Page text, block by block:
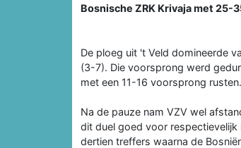
Bosnische ZRK Krivaja met
De ploeg uit 't Veld domineerde
(3-7). Die voorsprong werd
met een 11-16 voorsprong rusten.
Na de pauze nam VZV wel
dit duel goed voor
dertien treffers waarna de